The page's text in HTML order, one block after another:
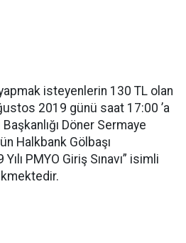
isteyenlerin 130 TL olan
2019 günü saat 17:00 ’a
Döner Sermaye
Halkbank Gölbaşı
PMYO Giriş Sınavı” isimli